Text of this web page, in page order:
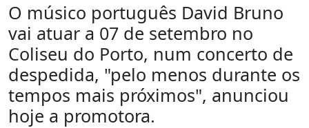
O músico português David Bruno
vai atuar a 07 de setembro no
Coliseu do Porto, num concerto de
despedida, "pelo menos durante os
tempos mais próximos", anunciou
hoje a promotora.